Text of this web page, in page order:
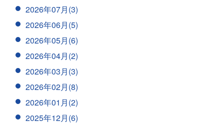
2026年07月(3)
2026年06月(5)
2026年05月(6)
2026年04月(2)
2026年03月(3)
2026年02月(8)
2026年01月(2)
2025年12月(6)